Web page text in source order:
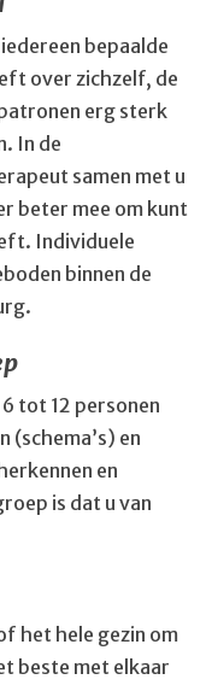
bepaalde
over zichzelf, de
erg sterk
In de
samen met u
beter mee om kunt
Individuele
binnen de
tot 12 personen
(schema’s) en
en
is dat u van
het hele gezin om
beste met elkaar